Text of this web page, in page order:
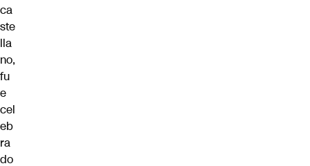
ca
ste
lla
no,
fu
e
cel
eb
ra
do